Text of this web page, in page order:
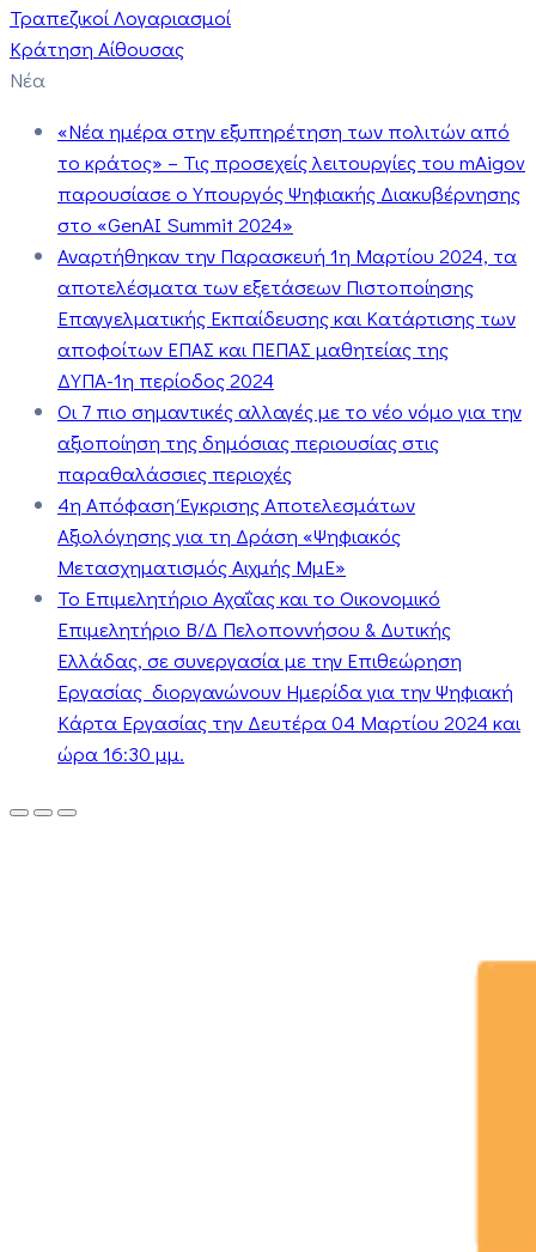
Τραπεζικοί Λογαριασμοί
Κράτηση Αίθουσας
Νέα
«Νέα ημέρα στην εξυπηρέτηση των πολιτών από
το κράτος» – Τις προσεχείς λειτουργίες του mAigov
παρουσίασε ο Υπουργός Ψηφιακής Διακυβέρνησης
στο «GenAI Summit 2024»
Αναρτήθηκαν την Παρασκευή 1η Μαρτίου 2024, τα
αποτελέσματα των εξετάσεων Πιστοποίησης
Επαγγελματικής Εκπαίδευσης και Κατάρτισης των
αποφοίτων ΕΠΑΣ και ΠΕΠΑΣ μαθητείας της
ΔΥΠΑ-1η περίοδος 2024
Οι 7 πιο σημαντικές αλλαγές με το νέο νόμο για την
αξιοποίηση της δημόσιας περιουσίας στις
παραθαλάσσιες περιοχές
4η Απόφαση Έγκρισης Αποτελεσμάτων
Αξιολόγησης για τη Δράση «Ψηφιακός
Μετασχηματισμός Αιχμής ΜμΕ»
Το Επιμελητήριο Αχαΐας και το Οικονομικό
Επιμελητήριο Β/Δ Πελοποννήσου & Δυτικής
Ελλάδας, σε συνεργασία με την Επιθεώρηση
Εργασίας διοργανώνουν Ημερίδα για την Ψηφιακή
Κάρτα Εργασίας την Δευτέρα 04 Μαρτίου 2024 και
ώρα 16:30 μμ.